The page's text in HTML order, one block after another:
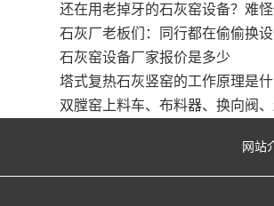
还在用老掉牙的石灰窑设备？难
石灰厂老板们：同行都在偷偷换
石灰窑设备厂家报价是多少
塔式复热石灰竖窑的工作原理是什
双膛窑上料车、布料器、换向阀
网站